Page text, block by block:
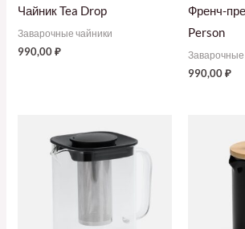
Чайник Tea Drop
Заварочные чайники
990,00₽
Френч-
Person
Заварочные
990,00₽